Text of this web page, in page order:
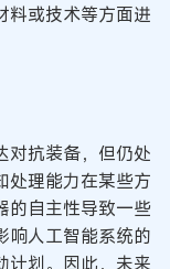
料或技术等方面进
对抗装备，但仍处
处理能力在某些方
的自主性导致一些
响人工智能系统的
计划。因此，未来